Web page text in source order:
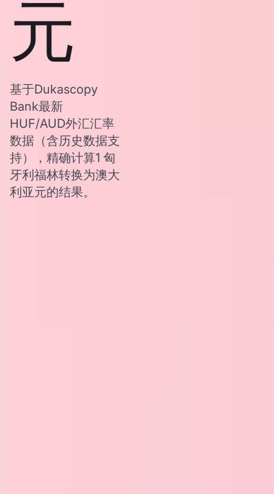
元
基于Dukascopy
Bank最新
HUF/AUD外汇汇率
数据（含历史数据支
持），精确计算1 匈
牙利福林转换为澳大
利亚元的结果。